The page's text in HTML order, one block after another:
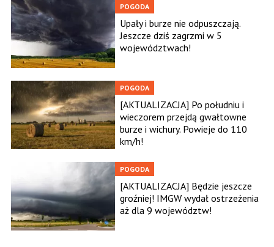
POGODA
Upały i burze nie odpuszczają.
Jeszcze dziś zagrzmi w 5
województwach!
POGODA
[AKTUALIZACJA] Po południu i
wieczorem przejdą gwałtowne
burze i wichury. Powieje do 110
km/h!
POGODA
[AKTUALIZACJA] Będzie jeszcze
groźniej! IMGW wydał ostrzeżenia
aż dla 9 województw!